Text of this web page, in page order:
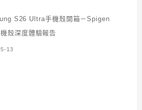
S26 Ultra手機殼開箱－Spigen
殼深度體驗報告
13